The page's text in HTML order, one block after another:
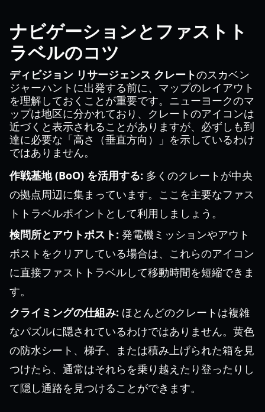
ナビゲーションとファストト
ラベルのコツ
ディビジョン リサージェンス クレートのスカベン
ジャーハントに出発する前に、マップのレイアウト
を理解しておくことが重要です。ニューヨークのマ
ップは地区に分かれており、クレートのアイコンは
近づくと表示されることがありますが、必ずしも到
達に必要な「高さ（垂直方向）」を示しているわけ
ではありません。
作戦基地 (BoO) を活用する: 多くのクレートが中央
の拠点周辺に集まっています。ここを主要なファス
トトラベルポイントとして利用しましょう。
検問所とアウトポスト: 発電機ミッションやアウト
ポストをクリアしている場合は、これらのアイコン
に直接ファストトラベルして移動時間を短縮できま
す。
クライミングの仕組み: ほとんどのクレートは複雑
なパズルに隠されているわけではありません。黄色
の防水シート、梯子、または積み上げられた箱を見
つけたら、通常はそれらを乗り越えたり登ったりし
て隠し通路を見つけることができます。